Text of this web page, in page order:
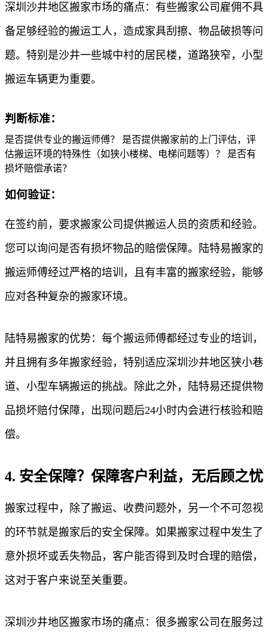
深圳沙井地区搬家市场的痛点：有些搬家公司雇佣不具
备足够经验的搬运工人，造成家具刮擦、物品破损等问
题。特别是沙井一些城中村的居民楼，道路狭窄，小型
搬运车辆更为重要。
判断标准：
是否提供专业的搬运师傅？ 是否提供搬家前的上门评估，评
估搬运环境的特殊性（如狭小楼梯、电梯问题等）？ 是否有
损坏赔偿承诺？
如何验证：
在签约前，要求搬家公司提供搬运人员的资质和经验。
您可以询问是否有损坏物品的赔偿保障。陆特易搬家的
搬运师傅经过严格的培训，且有丰富的搬家经验，能够
应对各种复杂的搬家环境。
陆特易搬家的优势：每个搬运师傅都经过专业的培训，
并且拥有多年搬家经验，特别适应深圳沙井地区狭小巷
道、小型车辆搬运的挑战。除此之外，陆特易还提供物
品损坏赔付保障，出现问题后24小时内会进行核验和赔
偿。
4. 安全保障？保障客户利益，无后顾之忧
搬家过程中，除了搬运、收费问题外，另一个不可忽视
的环节就是搬家后的安全保障。如果搬家过程中发生了
意外损坏或丢失物品，客户能否得到及时合理的赔偿，
这对于客户来说至关重要。
深圳沙井地区搬家市场的痛点：很多搬家公司在服务过